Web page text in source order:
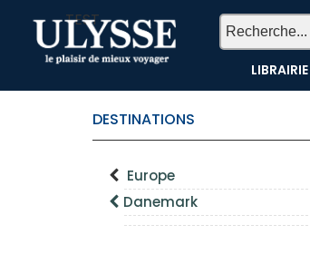
TEST
DESTINATIONS
Europe
Danemark